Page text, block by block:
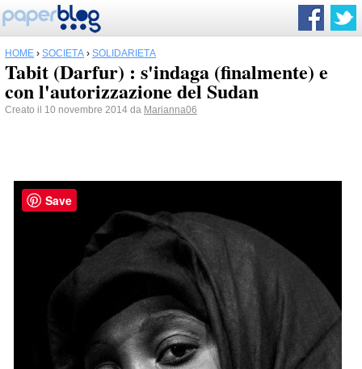
HOME › SOCIETÀ › SOLIDARIETÀ
Tabit (Darfur) : s'indaga (finalmente) e
con l'autorizzazione del Sudan
Creato il 10 novembre 2014 da Marianna06
Save